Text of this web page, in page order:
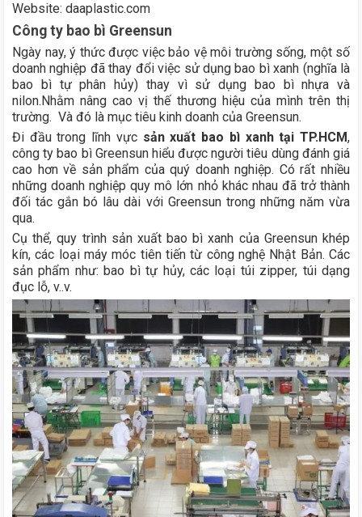
Website: daaplastic.com
Công ty bao bì Greensun
Ngày nay, ý thức được việc bảo vệ môi trường sống, một số
doanh nghiệp đã thay đổi việc sử dụng bao bì xanh (nghĩa là
bao bì tự phân hủy) thay vì sử dụng bao bì nhựa và
nilon.Nhằm nâng cao vị thế thương hiệu của mình trên thị
trường. Và đó là mục tiêu kinh doanh của Greensun.
Đi đầu trong lĩnh vực sản xuất bao bì xanh tại TP.HCM,
công ty bao bì Greensun hiểu được người tiêu dùng đánh giá
cao hơn về sản phẩm của quý doanh nghiệp. Có rất nhiều
những doanh nghiệp quy mô lớn nhỏ khác nhau đã trở thành
đối tác gắn bó lâu dài với Greensun trong những năm vừa
qua.
Cụ thể, quy trình sản xuất bao bì xanh của Greensun khép
kín, các loại máy móc tiên tiến từ công nghệ Nhật Bản. Các
sản phẩm như: bao bì tự hủy, các loại túi zipper, túi dạng
đục lỗ, v..v.